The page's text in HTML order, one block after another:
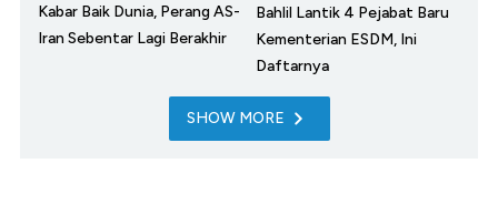
Kabar Baik Dunia, Perang AS-
Iran Sebentar Lagi Berakhir
Bahlil Lantik 4 Pejabat Baru
Kementerian ESDM, Ini
Daftarnya
SHOW MORE